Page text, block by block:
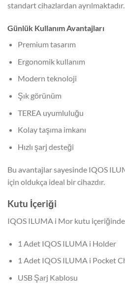
standart cihazlardan ayrılmaktadır.
Günlük Kullanım Avantajları
Premium tasarım
Ergonomik kullanım
Modern teknoloji
Şık görünüm
TEREA uyumluluğu
Kolay taşıma imkanı
Hızlı şarj desteği
Bu avantajlar sayesinde IQOS
için oldukça ideal bir cihazdır.
Kutu İçeriği
IQOS ILUMA i Mor kutu
1 Adet IQOS ILUMA i Holder
1 Adet IQOS ILUMA i Pocket
USB Şarj Kablosu